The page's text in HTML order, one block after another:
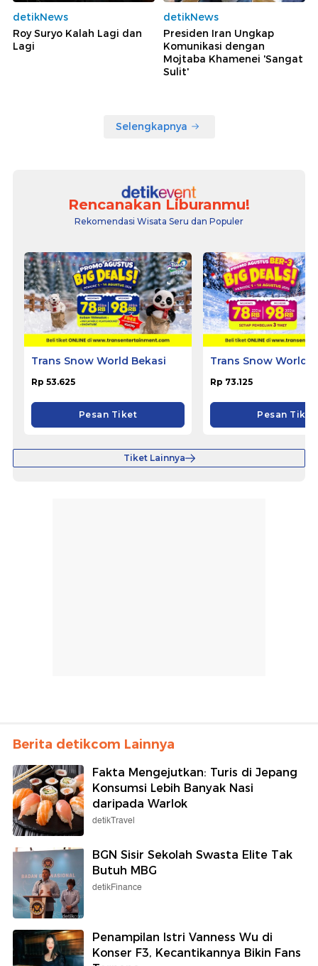
detikNews
Roy Suryo Kalah Lagi dan
Lagi
detikNews
Presiden Iran Ungkap
Komunikasi dengan
Mojtaba Khamenei 'Sangat
Sulit'
Selengkapnya
Rencanakan Liburanmu!
Rekomendasi Wisata Seru dan Populer
Trans Snow World Bekasi
Rp 53.625
Pesan Tiket
Trans Snow World
Rp 73.125
Pesan Tiket
Tiket Lainnya
Berita detikcom Lainnya
Fakta Mengejutkan: Turis di Jepang
Konsumsi Lebih Banyak Nasi
daripada Warlok
detikTravel
BGN Sisir Sekolah Swasta Elite Tak
Butuh MBG
detikFinance
Penampilan Istri Vanness Wu di
Konser F3, Kecantikannya Bikin Fans